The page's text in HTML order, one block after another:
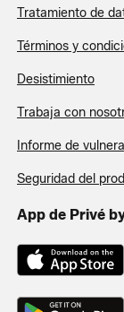
Tratamiento de
Términos y
Desistimiento
Trabaja con
Informe de
Seguridad del
App de Privé